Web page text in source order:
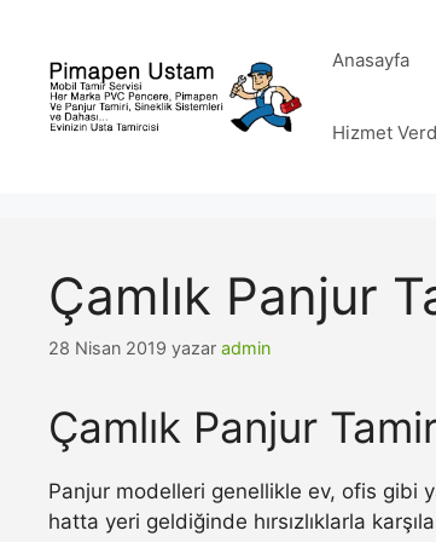
Anasayfa
Hizmet
Çamlık Panjur
28 Nisan 2019 yazar admin
Çamlık Panjur
Panjur modelleri genellikle ev, ofis gibi
hatta yeri geldiğinde hırsızlıklarla